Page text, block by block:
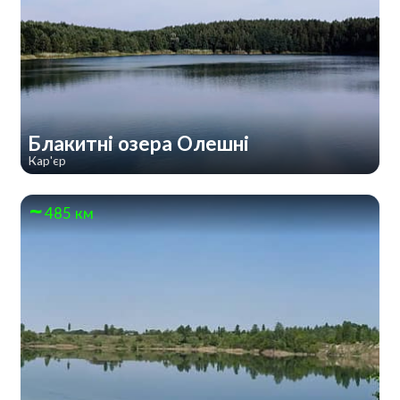
Блакитні озера Олешні
Кар'єр
485 км